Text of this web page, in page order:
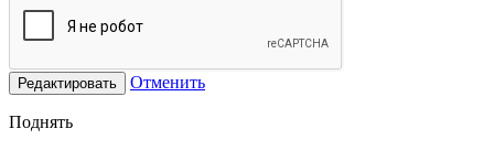
Редактировать Отменить
Поднять